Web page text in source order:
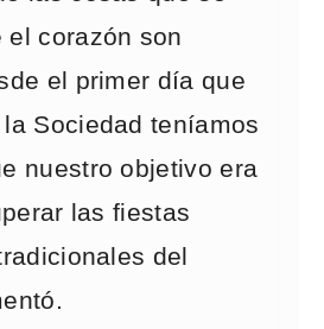
el corazón son
el primer día que
Sociedad teníamos
nuestro objetivo era
las fiestas
del